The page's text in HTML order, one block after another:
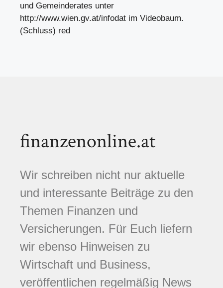
und Gemeinderates unter
http://www.wien.gv.at/infodat im Videobaum.
(Schluss) red
finanzenonline.at
Wir schreiben nicht nur aktuelle
und interessante Beiträge zu den
Themen Finanzen und
Versicherungen. Für Euch liefern
wir ebenso Hinweisen zu
Wirtschaft und Business,
veröffentlichen regelmäßig News